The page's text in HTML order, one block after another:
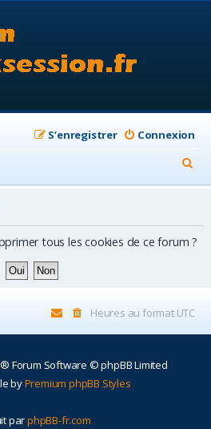
Connexion
S’enregistrer
e
tous les cookies de ce forum ?
Heures au format UTC
® Forum Software © phpBB Limited
byPremium phpBB Styles
parphpBB-fr.com